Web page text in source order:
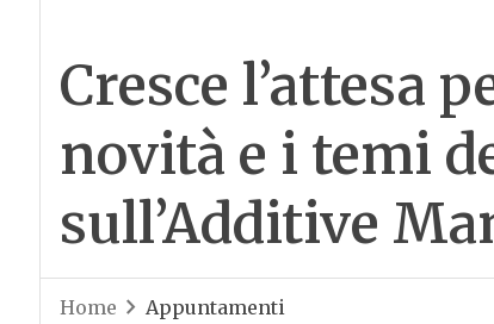
Cresce l’attesa
novità e i temi
sull’Additive
Home Appuntamenti